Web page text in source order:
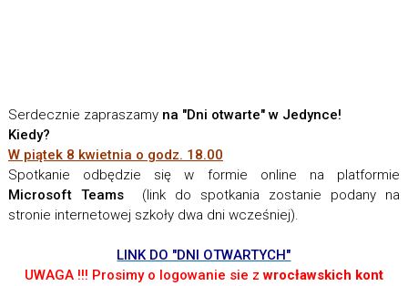
Serdecznie zapraszamy na "Dni otwarte" w Jedynce!
Kiedy?
W piątek 8 kwietnia o godz. 18.00
Spotkanie odbędzie się w formie online na platformie
Microsoft Teams(link do spotkania zostanie podany na
stronie internetowej szkoły dwa dni wcześniej).
LINK DO "DNI OTWARTYCH"
UWAGA !!! Prosimy o logowanie sie zwrocławskich kont